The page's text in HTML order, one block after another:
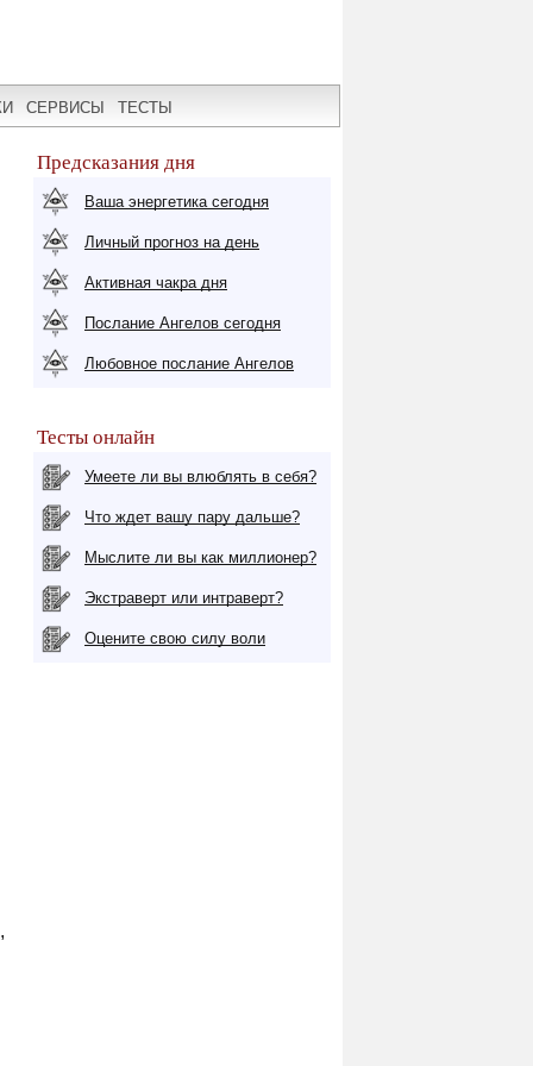
СЕРВИСЫ ТЕСТЫ
Предсказания дня
Ваша энергетика сегодня
Личный прогноз на день
Активная чакра дня
Послание Ангелов сегодня
Любовное послание Ангелов
Тесты онлайн
Умеете ли вы влюблять в себя?
Что ждет вашу пару дальше?
Мыслите ли вы как миллионер?
Экстраверт или интраверт?
Оцените свою силу воли